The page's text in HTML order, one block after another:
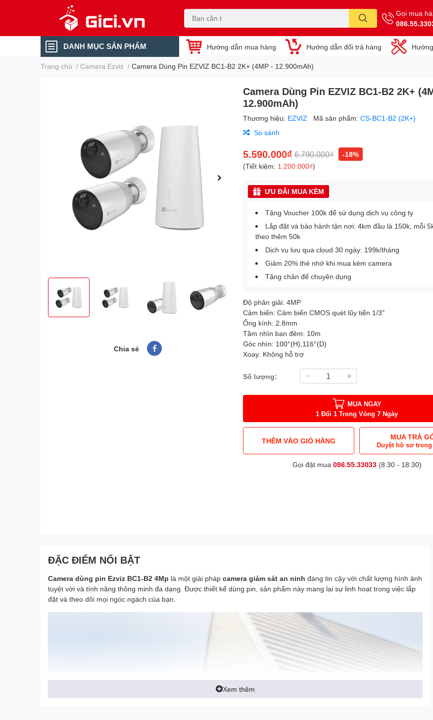
Gọi mua
DANH MỤC SẢN PHẨM Hướng dẫn mua hàng Hướng dẫn đổi trả hàng
Trang chủ / Camera Ezviz / Camera Dùng Pin EZVIZ BC1-B2 2K+ (4MP - 12.900mAh)
Chia sẻ
Camera Dùng Pin EZVIZ BC1-B2 2K+
12.900mAh)
Thương hiệu: EZVIZ Mã sản phẩm:CS-BC1-B2 (2K+)
So sánh
5.590.000₫ 6.790.000₫
-18%
(Tiết kiệm: 1.200.000₫)
ƯU ĐÃI MUA KÈM
Tặng Voucher 100k để sử dụng dịch vụ công ty
Lắp đặt và bảo hành tận nơi: 4km đầu là 150k, mỗi
theo thêm 50k
Dịch vụ lưu qua cloud 30 ngày: 199k/tháng
Giảm 20% thẻ nhớ khi mua kèm camera
Tặng chân đế chuyên dụng
Độ phân giải: 4MP
Cảm biến: Cảm biến CMOS quét lũy tiến 1/3"
Ống kính: 2.8mm
Tầm nhìn ban đêm: 10m
Góc nhìn: 100°(H),116°(D)
Xoay: Không hỗ trợ
Số lượng:
MUA NGAY
1 Đổi 1 Trong Vòng 7 Ngày
THÊM VÀO GIỎ HÀNG MUA TRẢ
Duyệt hồ sơ
Gọi đặt mua 086.55.33033(8:30 - 18:30)
ĐẶC ĐIỂM NỔI BẬT
Camera dùng pin Ezviz BC1-B2 4Mp là một giải pháp camera giám sát an ninh đáng tin cậy với chất lượng hình ảnh
tuyệt vời và tính năng thông minh đa dạng. Được thiết kế dùng pin, sản phẩm này mang lại sự linh hoạt trong việc lắp
đặt và theo dõi mọi ngóc ngách của bạn.
Xem thêm